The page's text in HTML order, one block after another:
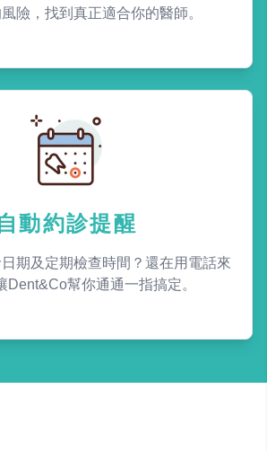
險，找到真正適合你的醫師。
動約診提醒
期及定期檢查時間？還在用電話來
Dent&Co幫你通通一指搞定。